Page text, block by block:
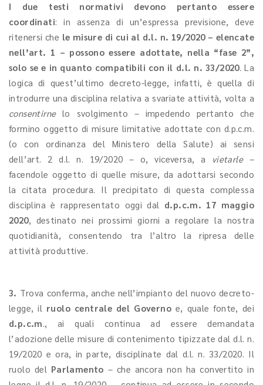
I due testi normativi devono pertanto essere
coordinati: in assenza di un’espressa previsione, deve
ritenersi che le misure di cui al d.l. n. 19/2020 – elencate
nell’art. 1 – possono essere adottate, nella “fase 2”,
solo se e in quanto compatibili con il d.l. n. 33/2020. La
logica di quest’ultimo decreto-legge, infatti, è quella di
introdurre una disciplina relativa a svariate attività, volta a
consentirnelo svolgimento – impedendo pertanto che
formino oggetto di misure limitative adottate con d.p.c.m.
(o con ordinanza del Ministero della Salute) ai sensi
dell’art. 2 d.l. n. 19/2020 – o, viceversa, a
vietarle–
facendole oggetto di quelle misure, da adottarsi secondo
la citata procedura. Il precipitato di questa complessa
disciplina è rappresentato oggi dal d.p.c.m. 17 maggio
2020, destinato nei prossimi giorni a regolare la nostra
quotidianità, consentendo tra l’altro la ripresa delle
attività produttive.
3. Trova conferma, anche nell’impianto del nuovo decreto-
legge, il ruolo centrale del Governoe, quale fonte, dei
d.p.c.m., ai quali continua ad essere demandata
l’adozione delle misure di contenimento tipizzate dal d.l. n.
19/2020 e ora, in parte, disciplinate dal d.l. n. 33/2020. Il
ruolo del Parlamento – che ancora non ha convertito in